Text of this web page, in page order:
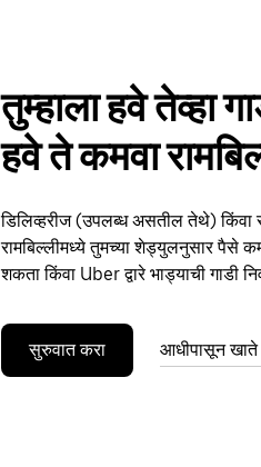
तुम्हाला हवे तेव्हा
हवे ते कमवा
डिलिव्हरीज (उपलब्ध असतील तेथे) किंवा
रामबिल्लीमध्ये तुमच्या शेड्युलनुसार पैसे
शकता किंवा Uber द्वारे भाड्याची गाडी
सुरुवात करा आधीपासून